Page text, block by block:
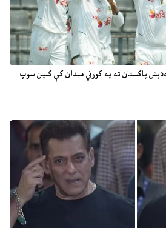
پاکستان ته په کورني میدان کې کلین سوپ